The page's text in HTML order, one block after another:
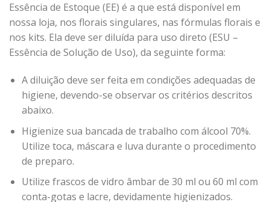
Essência de Estoque (EE) é a que está disponível em
nossa loja, nos florais singulares, nas fórmulas florais e
nos kits. Ela deve ser diluída para uso direto (ESU –
Essência de Solução de Uso), da seguinte forma:
A diluição deve ser feita em condições adequadas de
higiene, devendo-se observar os critérios descritos
abaixo.
Higienize sua bancada de trabalho com álcool 70%.
Utilize toca, máscara e luva durante o procedimento
de preparo.
Utilize frascos de vidro âmbar de 30 ml ou 60 ml com
conta-gotas e lacre, devidamente higienizados.